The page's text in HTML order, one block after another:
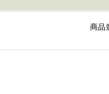
商品